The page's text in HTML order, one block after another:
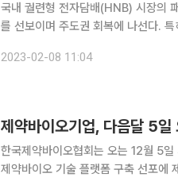
국내 궐련형 전자담배(HNB) 시장의
를 선보이며 주도권 회복에 나선다.
에서 일루마 쇼케이스를 열고 신제품
2023-02-08 11:04
제약바이오기업, 다음달 5
한국제약바이오협회는 오는 12월 5
제약바이오 기술 플랫폼 구축 선포에 제약바